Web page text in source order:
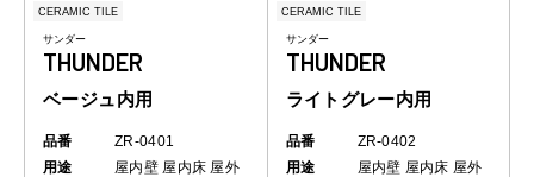
CERAMIC TILE
サンダー
THUNDER
ベージュ内用
品番
ZR-0401
用途
屋内壁 屋内床 屋外
CERAMIC TILE
サンダー
THUNDER
ライトグレー内用
品番
ZR-0402
用途
屋内壁 屋内床 屋外